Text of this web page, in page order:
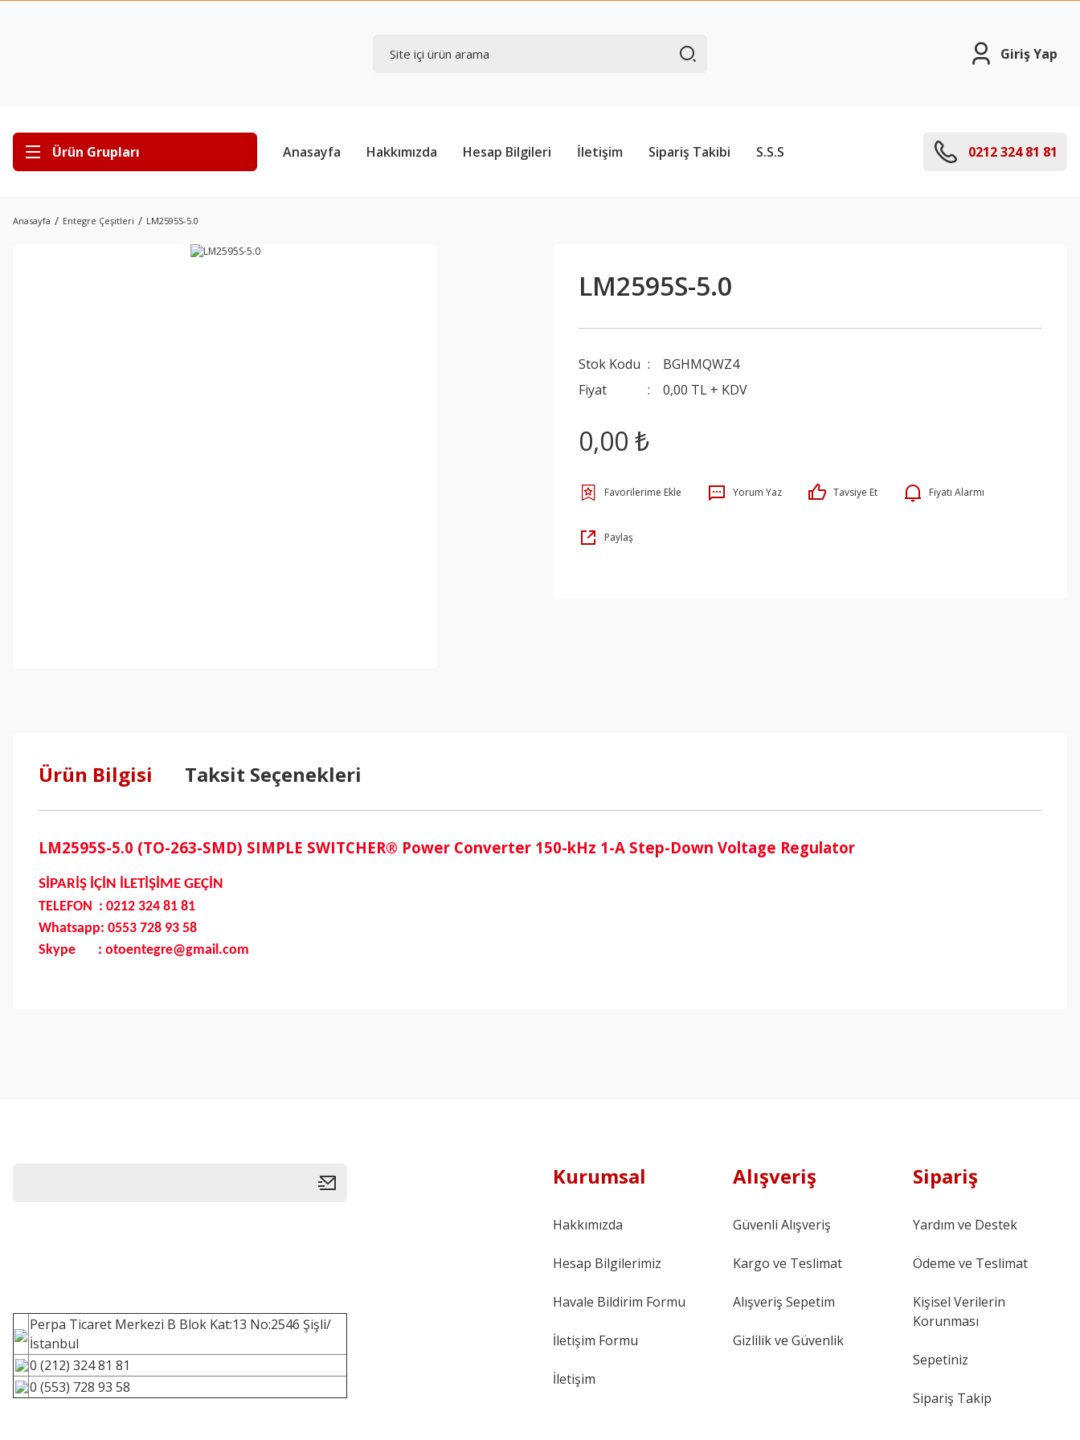
Giriş Yap
Ürün Grupları Anasayfa Hakkımızda Hesap Bilgileri İletişim Sipariş Takibi S.S.S 0212 324 81 81
Anasayfa Entegre Çeşitleri LM2595S-5.0
LM2595S-5.0
Stok Kodu
BGHMQWZ4
Fiyat
0,00 TL + KDV
0,00 ₺
Yorum Yaz Tavsiye Et Fiyatı Alarmı
Paylaş
Ürün Bilgisi Taksit Seçenekleri
LM2595S-5.0 (TO-263-SMD) SIMPLE SWITCHER® Power Converter 150-kHz 1-A Step-Down Voltage Regulator
SİPARİŞ İÇİN İLETİŞİME GEÇİN
TELEFON : 0212 324 81 81
Whatsapp: 0553 728 93 58
Skype : otoentegre@gmail.com
Perpa Ticaret Merkezi B Blok Kat:13 No:2546 Şişli/
İstanbul
0 (212) 324 81 81
0 (553) 728 93 58
Kurumsal
Hakkımızda
Hesap Bilgilerimiz
Havale Bildirim Formu
İletişim Formu
İletişim
Alışveriş
Güvenli Alışveriş
Kargo ve Teslimat
Alışveriş Sepetim
Gizlilik ve Güvenlik
Sipariş
Yardım ve Destek
Ödeme ve Teslimat
Kişisel Verilerin
Korunması
Sepetiniz
Sipariş Takip